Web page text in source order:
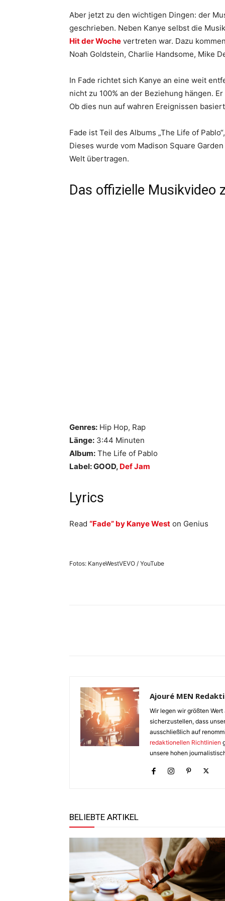
Aber jetzt zu den wichtigen Dingen: der
geschrieben. Neben Kanye selbst die
Hit der Woche vertreten war. Dazu
Noah Goldstein, Charlie Handsome, Mike
In Fade richtet sich Kanye an eine weit
nicht zu 100% an der Beziehung hängen.
Ob dies nun auf wahren Ereignissen
Fade ist Teil des Albums „The Life of
Dieses wurde vom Madison Square
Welt übertragen.
Das offizielle Musikvideo
Genres: Hip Hop, Rap
Länge: 3:44 Minuten
Album: The Life of Pablo
Label:GOOD, Def Jam
Lyrics
Read “Fade” by Kanye West on Genius
Fotos: KanyeWestVEVO / YouTube
Ajouré MEN
Wir legen wir größten
sicherzustellen, dass
ausschließlich auf
redaktionellen Richtlinien
unsere hohen
BELIEBTE ARTIKEL